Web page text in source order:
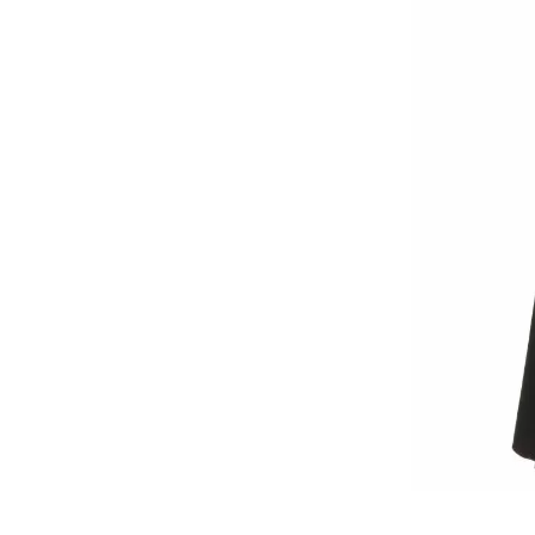
Parfumuri
Lac de
Farduri de
Creme de